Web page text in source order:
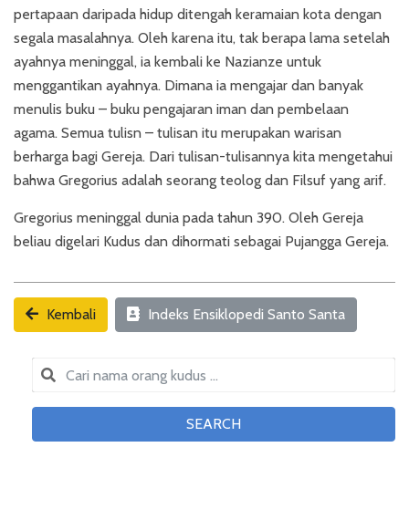
pertapaan daripada hidup ditengah keramaian kota dengan
segala masalahnya. Oleh karena itu, tak berapa lama setelah
ayahnya meninggal, ia kembali ke Nazianze untuk
menggantikan ayahnya. Dimana ia mengajar dan banyak
menulis buku – buku pengajaran iman dan pembelaan
agama. Semua tulisn – tulisan itu merupakan warisan
berharga bagi Gereja. Dari tulisan-tulisannya kita mengetahui
bahwa Gregorius adalah seorang teolog dan Filsuf yang arif.
Gregorius meninggal dunia pada tahun 390. Oleh Gereja
beliau digelari Kudus dan dihormati sebagai Pujangga Gereja.
Kembali Indeks Ensiklopedi Santo Santa
SEARCH